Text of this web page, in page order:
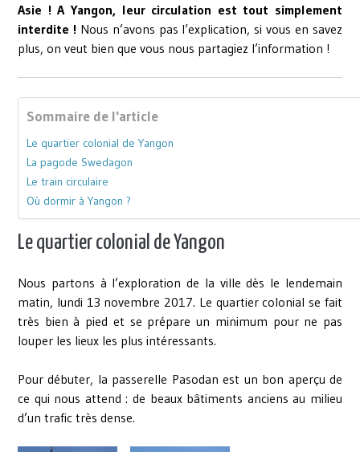
Asie ! A Yangon, leur circulation est tout simplement
interdite !Nous n’avons pas l’explication, si vous en savez
plus, on veut bien que vous nous partagiez l’information !
Sommaire de l'article
Le quartier colonial de Yangon
La pagode Swedagon
Le train circulaire
Où dormir à Yangon ?
Le quartier colonial de Yangon
Nous partons à l’exploration de la ville dès le lendemain
matin, lundi 13 novembre 2017. Le quartier colonial se fait
très bien à pied et se prépare un minimum pour ne pas
louper les lieux les plus intéressants.
Pour débuter, la passerelle Pasodan est un bon aperçu de
ce qui nous attend : de beaux bâtiments anciens au milieu
d’un trafic très dense.